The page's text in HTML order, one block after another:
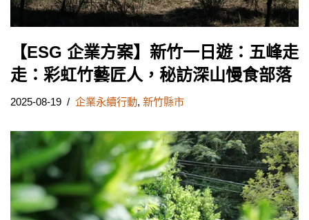
【ESG 企業方案】新竹一日遊：五峰走
走：彩虹竹藝匠人，秘訪深山慢食部落
2025-08-19 企業永續行動, 新竹縣市